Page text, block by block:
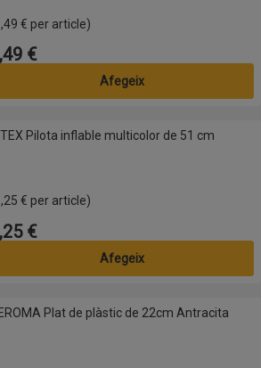
€ per article)
€
Afegeix
de 51 cm
Pilota inflable multicolor de 51 cm
€ per article)
€
Afegeix
22cm Antracita
Plat de plàstic de 22cm Antracita